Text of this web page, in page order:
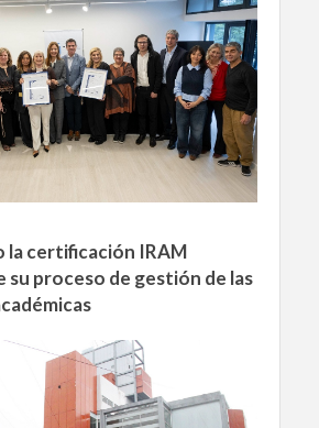
la certificación IRAM
su proceso de gestión de las